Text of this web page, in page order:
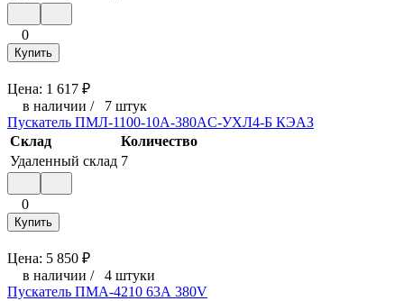
0
Купить
Цена: 1 617 ₽
в наличии / 7 штук
Пускатель ПМЛ-1100-10А-380AC-УХЛ4-Б КЭАЗ
Склад
Количество
Удаленный склад 7
0
Купить
Цена: 5 850 ₽
в наличии / 4 штуки
Пускатель ПМА-4210 63А 380V